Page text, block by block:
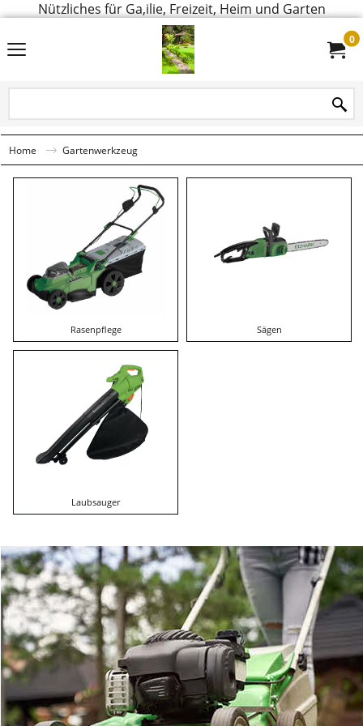
Nützliches für Ga,ilie, Freizeit, Heim und Garten
0
Home Gartenwerkzeug
Rasenpflege Sägen
Laubsauger